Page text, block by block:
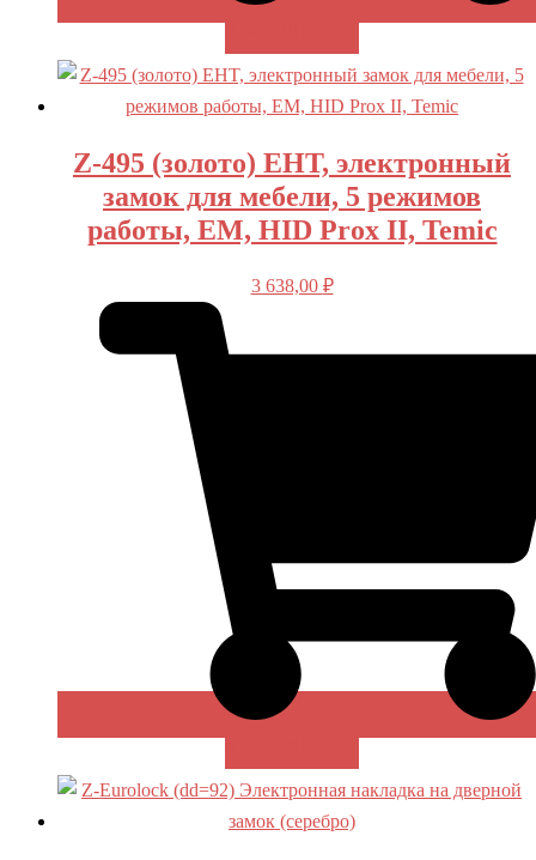
Z-495 (золото) EHT, электронный
замок для мебели, 5 режимов
работы, EM, HID Prox II, Temic
3 638,00 ₽